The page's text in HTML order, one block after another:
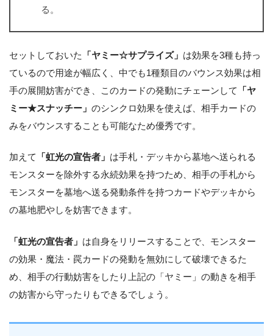
る。
セットしておいた 「ヤミー☆サプライズ」 は効果を3種も持っ
ているので用途が幅広く、中でも1種類目のバウンス効果は相
手の展開妨害ができ、このカードの発動にチェーンして
「ヤ
ミー★スナッチー」 のシンクロ効果を使えば、相手カードの
みをバウンスすることも可能なため優秀です。
加えて 「虹光の宣告者」 は手札・デッキから墓地へ送られる
モンスターを除外する永続効果を持つため、相手の手札から
モンスターを墓地へ送る発動条件を持つカードやデッキから
の墓地肥やしを妨害できます。
「虹光の宣告者」 は自身をリリースすることで、モンスター
の効果・魔法・罠カードの発動を無効にして破壊できるた
め、相手の行動妨害をしたり上記の「ヤミー」の動きを相手
の妨害から守ったりもできるでしょう。